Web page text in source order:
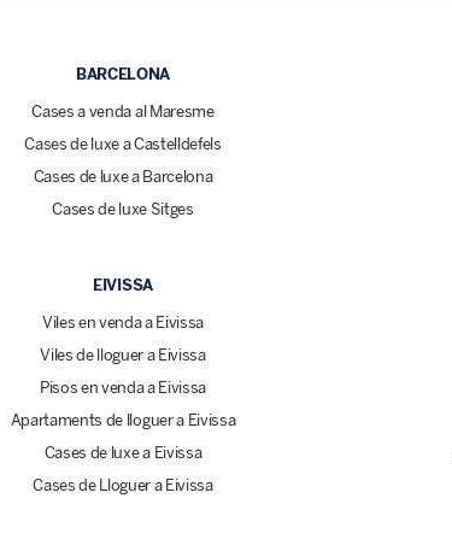
BARCELONA
Cases a venda al Maresme
Cases de luxe a Castelldefels
Cases de luxe a Barcelona
Cases de luxe Sitges
EIVISSA
Viles en venda a Eivissa
Viles de lloguer a Eivissa
Pisos en venda a Eivissa
Apartaments de lloguer a Eivissa
Cases de luxe a Eivissa
Cases de Lloguer a Eivissa